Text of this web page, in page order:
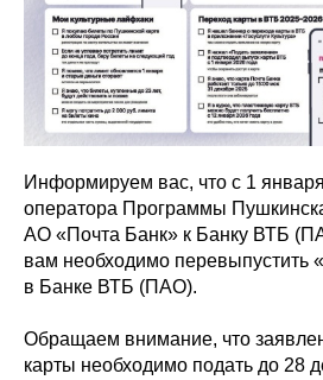
Информируем вас, что с 1
оператора Программы
АО «Почта Банк» к Банку ВТБ
вам необходимо перевыпустить
в Банке ВТБ (ПАО).
Обращаем внимание, что
карты необходимо подать до 28